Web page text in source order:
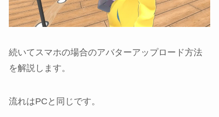
続いてスマホの場合のアバターアップロード方法
を解説します。
流れはPCと同じです。